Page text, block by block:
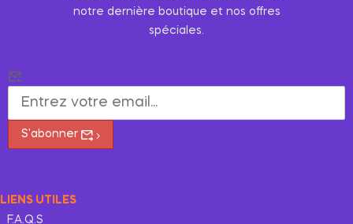
notre dernière boutique et nos offres
spéciales.
S'abonner
LIENS UTILES
F.A.Q.S